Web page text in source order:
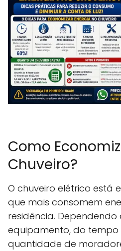
Como
Chuveiro?
O chuveiro elétrico está
que mais consomem
residência.
equipamento, do
quantidade de